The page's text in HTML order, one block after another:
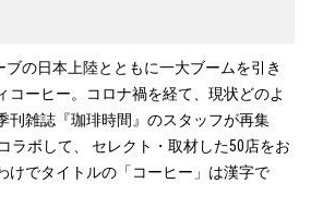
ブの日本上陸とともに一大ブームを引き
コーヒー。コロナ禍を経て、現状どのよ
刊雑誌『珈琲時間』のスタッフが再集
ラボして、 セレクト・取材した50店をお
けでタイトルの「コーヒー」は漢字で